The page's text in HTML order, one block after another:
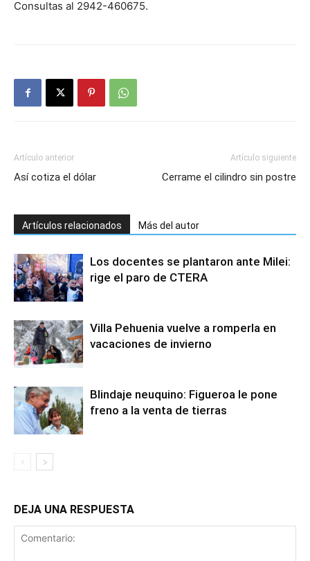
Consultas al 2942-460675.
Artículo anterior
Así cotiza el dólar
Artículo siguiente
Cerrame el cilindro sin postre
Artículos relacionados Más del autor
Los docentes se plantaron ante Milei:
rige el paro de CTERA
Villa Pehuenia vuelve a romperla en
vacaciones de invierno
Blindaje neuquino: Figueroa le pone
freno a la venta de tierras
DEJA UNA RESPUESTA